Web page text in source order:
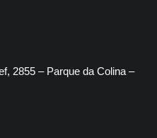
2855 – Parque da Colina –